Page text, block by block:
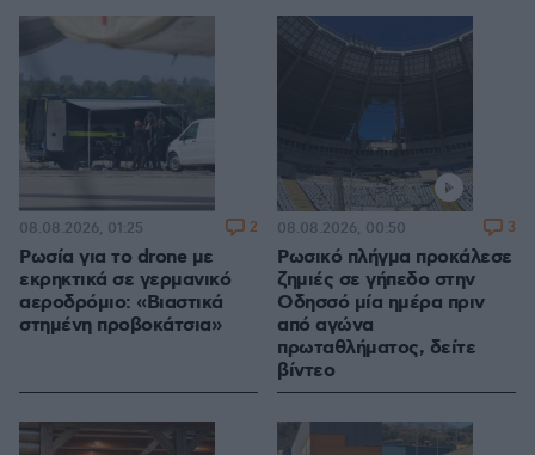
Ρωσία για το drone με
εκρηκτικά σε γερμανικό
αεροδρόμιο: «Βιαστικά
στημένη προβοκάτσια»
08.08.2026, 01:25 2
Ρωσικό πλήγμα προκάλεσε
ζημιές σε γήπεδο στην
Οδησσό μία ημέρα πριν
από αγώνα
πρωταθλήματος, δείτε
βίντεο
08.08.2026, 00:50 3